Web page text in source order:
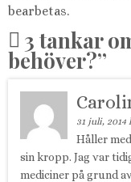
bearbetas.
3 tankar
behöver?”
31 juli, 2014
Håller
sin kropp. Jag var
mediciner på grund